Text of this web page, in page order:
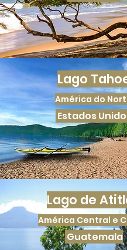
Lago
América do
Estados
Lago de
América Central e
Guatemala